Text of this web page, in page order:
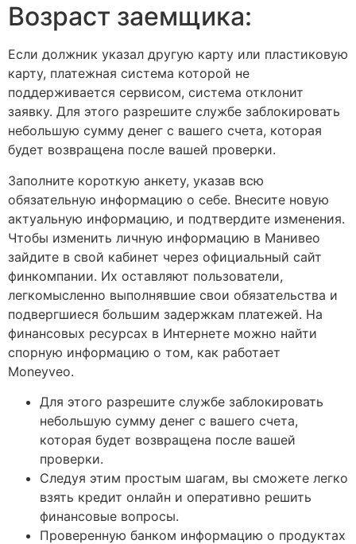
Возраст заемщика:
Если должник указал другую карту или пластиковую
карту, платежная система которой не
поддерживается сервисом, система отклонит
заявку. Для этого разрешите службе заблокировать
небольшую сумму денег с вашего счета, которая
будет возвращена после вашей проверки.
Заполните короткую анкету, указав всю
обязательную информацию о себе. Внесите новую
актуальную информацию, и подтвердите изменения.
Чтобы изменить личную информацию в Манивео
зайдите в свой кабинет через официальный сайт
финкомпании. Их оставляют пользователи,
легкомысленно выполнявшие свои обязательства и
подвергшиеся большим задержкам платежей. На
финансовых ресурсах в Интернете можно найти
спорную информацию о том, как работает
Moneyveo.
Для этого разрешите службе заблокировать
небольшую сумму денег с вашего счета,
которая будет возвращена после вашей
проверки.
Следуя этим простым шагам, вы сможете легко
взять кредит онлайн и оперативно решить
финансовые вопросы.
Проверенную банком информацию о продуктах